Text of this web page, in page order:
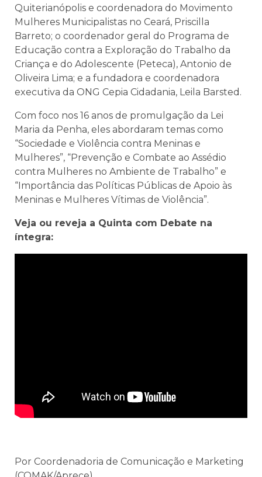
Quiterianópolis e coordenadora do Movimento
Mulheres Municipalistas no Ceará, Priscilla
Barreto; o coordenador geral do Programa de
Educação contra a Exploração do Trabalho da
Criança e do Adolescente (Peteca), Antonio de
Oliveira Lima; e a fundadora e coordenadora
executiva da ONG Cepia Cidadania, Leila Barsted.
Com foco nos 16 anos de promulgação da Lei
Maria da Penha, eles abordaram temas como
“Sociedade e Violência contra Meninas e
Mulheres”, “Prevenção e Combate ao Assédio
contra Mulheres no Ambiente de Trabalho” e
“Importância das Políticas Públicas de Apoio às
Meninas e Mulheres Vítimas de Violência”.
Veja ou reveja a Quinta com Debate na
íntegra:
Por Coordenadoria de Comunicação e Marketing